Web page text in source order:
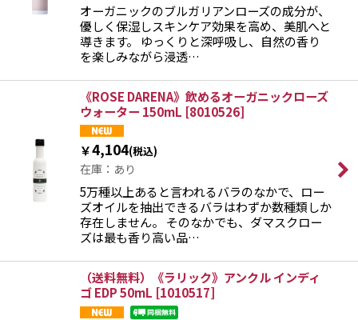
オーガニックのブルガリアンローズの成分が、
優しく保湿しスキンケア効果を高め、美肌へと
導きます。 ゆっくりと深呼吸し、自然の香り
を楽しみながら浸透…
《ROSE DARENA》飲めるオーガニックローズ
ウォーター 150mL [8010526]
￥4,104(税込)
在庫：あり
5万種以上あると言われるバラのなかで、ロー
ズオイルを抽出できるバラはわずか数種類しか
存在しません。 そのなかでも、ダマスクロー
ズは最も香り高い品…
（送料無料）《ラリック》アンクル インディ
ゴ EDP 50mL [1010517]